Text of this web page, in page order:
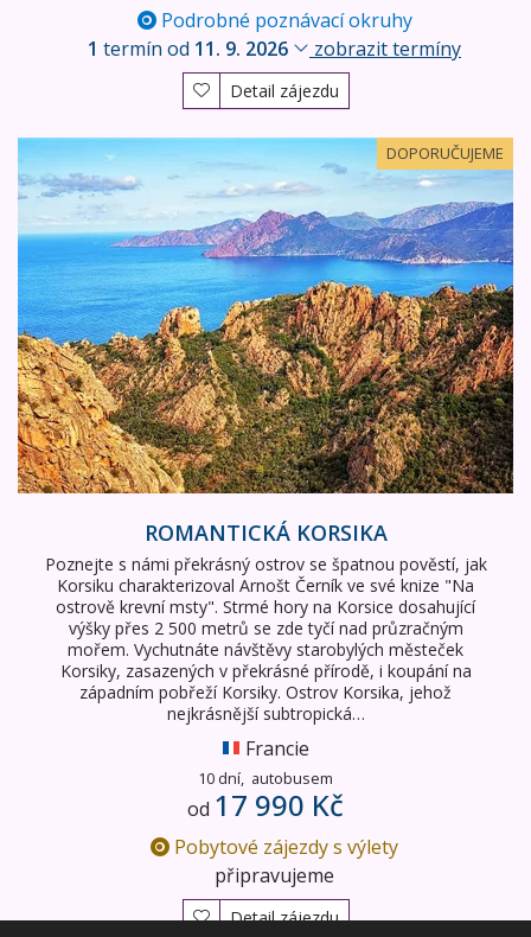
Podrobné poznávací okruhy
1 termín od 11. 9. 2026 zobrazit termíny
Detail zájezdu
DOPORUČUJEME
Romantická Korsika
ROMANTICKÁ KORSIKA
Poznejte s námi překrásný ostrov se špatnou pověstí, jak
Korsiku charakterizoval Arnošt Černík ve své knize "Na
ostrově krevní msty". Strmé hory na Korsice dosahující
výšky přes 2 500 metrů se zde tyčí nad průzračným
mořem. Vychutnáte návštěvy starobylých městeček
Korsiky, zasazených v překrásné přírodě, i koupání na
západním pobřeží Korsiky. Ostrov Korsika, jehož
nejkrásnější subtropická…
Francie
10 dní, autobusem
od 17 990 Kč
Pobytové zájezdy s výlety
připravujeme
Detail zájezdu